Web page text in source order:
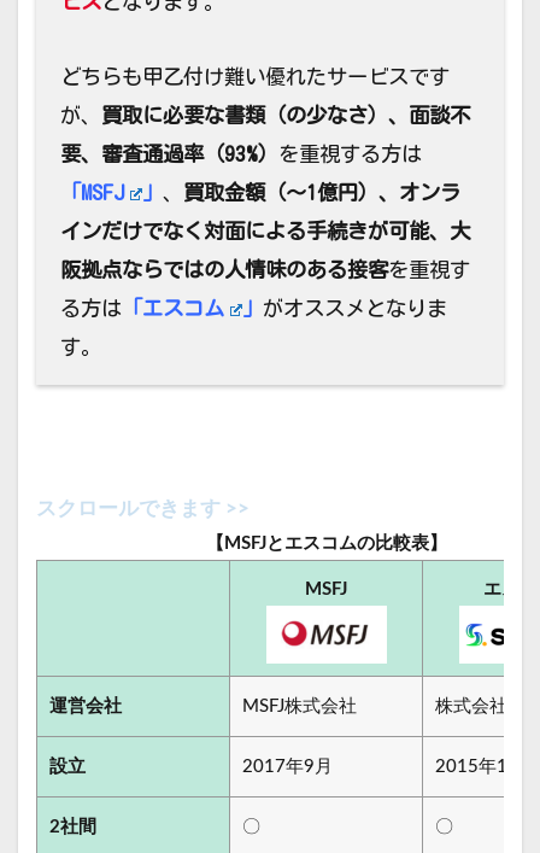
どちらも甲乙付け難い優れたサービスです
が、 買取に必要な書類（の少なさ）、面談不
要、審査通過率（93%）
を重視する方は
MSFJ 」、 買取金額（～1億円）、 オンラ
インだけでなく対面による手続きが可能、大
阪拠点ならではの人情味のある接客を重視す
る方は
エスコム
がオススメとなりま
す。
【MSFJとエスコムの比較表】
MSFJ エス
運営会社 MSFJ株式会社 株式会社エ
設立 2017年9月 2015年10月
2社間 〇 〇